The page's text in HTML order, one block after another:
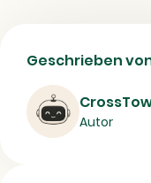
Probe Durch
Buch
Geschrieben
Autor